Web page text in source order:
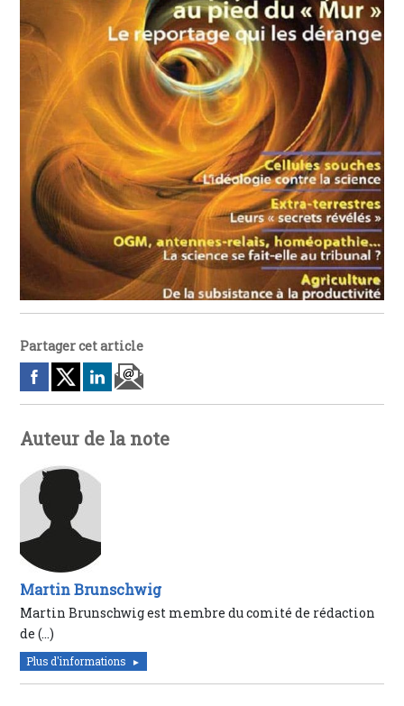
Partager cet article
Auteur de la note
Martin Brunschwig
Martin Brunschwig est membre du comité de rédaction
de (…)
Plus d'informations